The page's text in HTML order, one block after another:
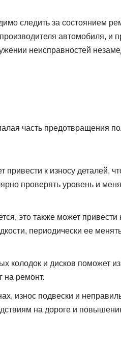
следить за состоянием
автомобиля, и
неисправностей
часть предотвращения
к износу деталей,
проверять уровень и
это также может привести
периодически ее
колодок и дисков поможет
на ремонт.
износ подвески и
на дороге и